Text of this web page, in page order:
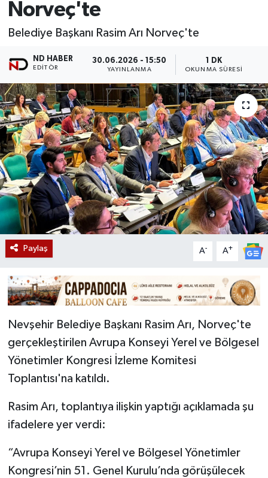
Norveç'te
Belediye Başkanı Rasim Arı Norveç'te
ND HABER
EDITÖR
30.06.2026 - 15:50
YAYINLANMA
1 DK
OKUNMA SÜRESI
Paylaş A- A+
Nevşehir Belediye Başkanı Rasim Arı, Norveç'te
gerçekleştirilen Avrupa Konseyi Yerel ve Bölgesel
Yönetimler Kongresi İzleme Komitesi
Toplantısı'na katıldı.
Rasim Arı, toplantıya ilişkin yaptığı açıklamada şu
ifadelere yer verdi:
“Avrupa Konseyi Yerel ve Bölgesel Yönetimler
Kongresi’nin 51. Genel Kurulu’nda görüşülecek